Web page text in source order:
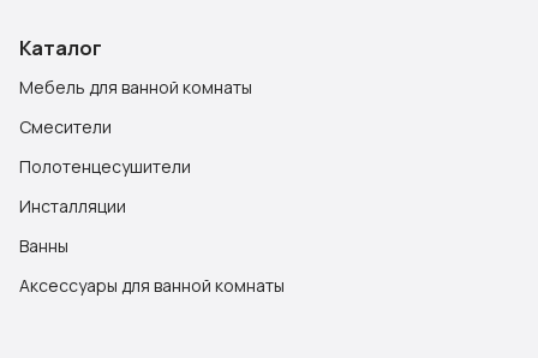
Каталог
Мебель для ванной комнаты
Смесители
Полотенцесушители
Инсталляции
Ванны
Аксессуары для ванной комнаты